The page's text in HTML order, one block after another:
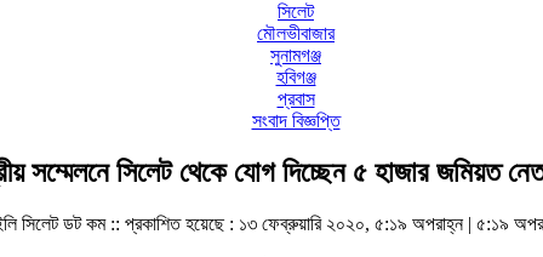
সিলেট
মৌলভীবাজার
সুনামগঞ্জ
হবিগঞ্জ
প্রবাস
সংবাদ বিজ্ঞপ্তি
সম্মেলনে সিলেট থেকে যোগ দিচ্ছেন ৫ হাজার জমিয়ত
সিলেট ডট কম ::প্রকাশিত হয়েছে : ১৩ ফেব্রুয়ারি ২০২০, ৫:১৯ অপরাহ্ন | ৫:১৯